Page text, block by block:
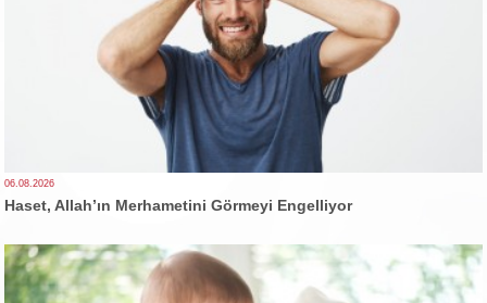
06.08.2026
Haset, Allah’ın Merhametini Görmeyi Engelliyor